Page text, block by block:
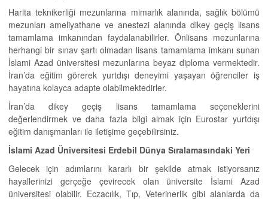
Harita teknikerliği mezunlarına mimarlık alanında, sağlık bölümü
mezunları ameliyathane ve anestezi alanında dikey geçiş lisans
tamamlama imkanından faydalanabilirler. Önlisans mezunlarına
herhangi bir sınav şartı olmadan lisans tamamlama imkanı sunan
İslami Azad üniversitesi mezunlarına beyaz diploma vermektedir.
İran’da eğitim görerek yurtdışı deneyimi yaşayan öğrenciler iş
hayatına kolayca adapte olabilmektedirler.
İran’da dikey geçiş lisans tamamlama seçeneklerini
değerlendirmek ve daha fazla bilgi almak için Eurostar yurtdışı
eğitim danışmanları ile iletişime geçebilirsiniz.
İslami Azad Üniversitesi Erdebil Dünya Sıralamasındaki Yeri
Gelecek için adımlarını kararlı bir şekilde atmak istiyorsanız
hayallerinizi gerçeğe çevirecek olan üniversite İslami Azad
üniversitesi olabilir. Eczacılık, Tıp, Veterinerlik gibi alanlarda da